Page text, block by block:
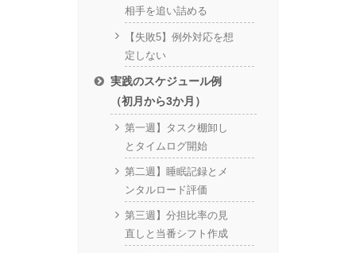
相手を追い詰める
【失敗5】例外対応を想
定しない
実践のスケジュール例
（初月から3か月）
第一週】タスク棚卸し
とタイムログ開始
第二週】睡眠記録とメ
ンタルロード評価
第三週】分担比率の見
直しと当番シフト作成